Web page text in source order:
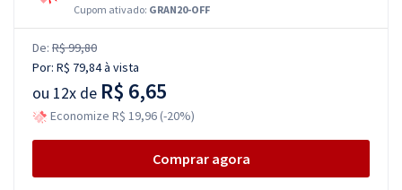
Cupom ativado: GRAN20-OFF
De: R$ 99,80
Por: R$ 79,84à vista
ou 12x de R$ 6,65
Economize R$ 19,96 (-20%)
Comprar agora